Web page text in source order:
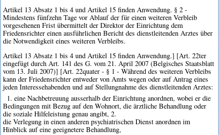
Artikel 13 Absatz 1 bis 4 und Artikel 15 finden Anwendung. § 2 -
Mindestens fünfzehn Tage vor Ablauf der für einen weiteren Verbleib
vorgesehenen Frist übermittelt der Direktor der Einrichtung dem
Friedensrichter einen ausführlichen Bericht des dienstleitenden Arztes über
die Notwendigkeit eines weiteren Verbleibs.
Artikel 13 Absatz 1 bis 4 und Artikel 15 finden Anwendung.] [Art. 22ter
eingefügt durch Art. 141 des G. vom 21. April 2007 (Belgisches Staatsblatt
vom 13. Juli 2007)] [Art. 22quater - § 1 - Während des weiteren Verbleibs
kann der Friedensrichter entweder von Amts wegen oder auf Antrag eines
jeden Interessehabenden und auf Stellungnahme des dienstleitenden Arztes:
1. eine Nachbetreuung ausserhalb der Einrichtung anordnen, wobei er die
Bedingungen mit Bezug auf den Wohnort, die ärztliche Behandlung oder
die soziale Hilfeleistung genau angibt, 2.
die Verlegung in einen anderen psychiatrischen Dienst anordnen im
Hinblick auf eine geeignetere Behandlung,